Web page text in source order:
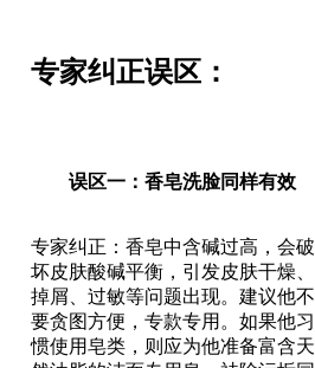
专家纠正误区：
误区一：香皂洗脸同样有效
专家纠正：香皂中含碱过高，会破
坏皮肤酸碱平衡，引发皮肤干燥、
掉屑、过敏等问题出现。建议他不
要贪图方便，专款专用。如果他习
惯使用皂类，则应为他准备富含天